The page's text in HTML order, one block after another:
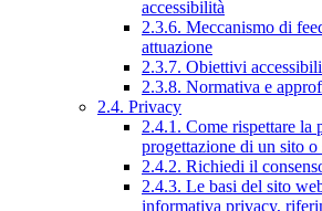
accessibilità
2.3.6. Meccanismo di
attuazione
2.3.7. Obiettivi
2.3.8. Normativa e
2.4. Privacy
2.4.1. Come rispettare la
progettazione di un sito
2.4.2. Richiedi il
2.4.3. Le basi del sito
informativa privacy,